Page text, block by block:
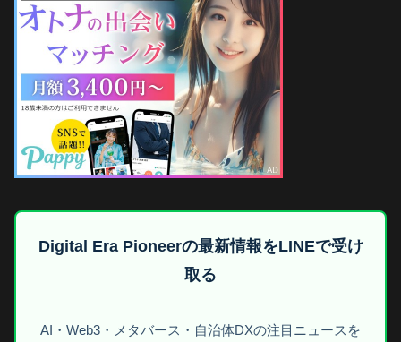
Digital Era Pioneerの最新情報をLINEで受け
取る
AI・Web3・メタバース・自治体DXの注目ニュースを